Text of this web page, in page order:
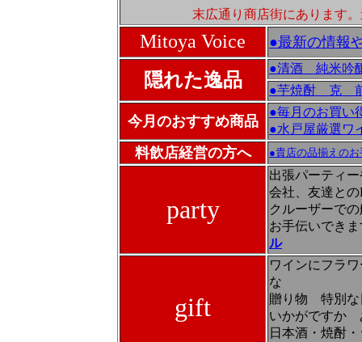
末広通り商店街にあります
Mitoya Voice ●最新の情報
隠れた逸品
●清酒 純米
●芋焼酎 克
今月のおすすめ商品
●毎月のお買い
●水戸屋厳選
料飲店経営の方へ ●貴店の品揃えの
party
出張パーティ
会社、友達と
クルーザーで
お手伝いできま
ル
gift
ワインにフラ
な
贈り物 特別な
いかがですか
日本酒・焼酎